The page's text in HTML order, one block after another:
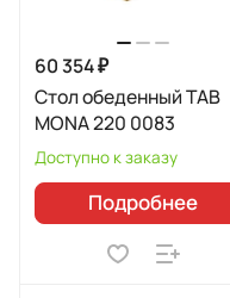
60 354 ₽
Стол обеденный TAB
MONA 220 0083
Доступно к заказу
Подробнее